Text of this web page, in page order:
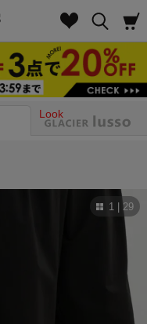
Look
1 | 29